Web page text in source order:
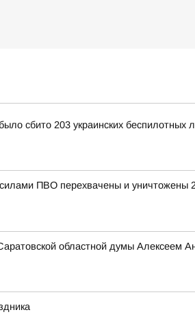
сбито 203 украинских беспилотных
ПВО перехвачены и уничтожены
областной думы Алексеем